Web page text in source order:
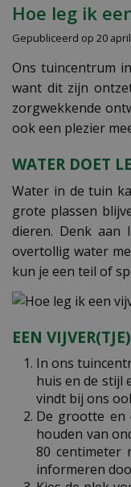
Hoe leg ik
Gepubliceerd op 20
Ons tuincentrum
want dit zijn
zorgwekkende
ook een plezier
WATER DOET
Water in de tuin
grote plassen
dieren. Denk aan
overtollig water
kun je een teil of
EEN
In ons
huis en de stijl
vindt bij ons
De grootte en
houden van
80 centimeter
informeren